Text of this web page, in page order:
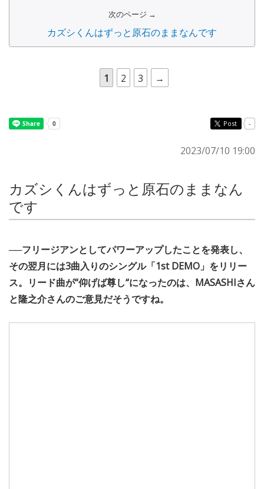
次のページ →
カズシくんはずっと原石のままなんです
1 2 3 →
Post -
2023/07/10 19:00
カズシくんはずっと原石のままなん
です
──フリージアンとしてパワーアップしたことを発表し、
その翌月には3曲入りのシングル「1st DEMO」をリリー
ス。リード曲が“仰げば尊し“になったのは、MASASHIさん
と隆之介さんのご意見だそうですね。